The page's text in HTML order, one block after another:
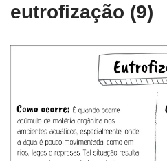
eutrofização (9)